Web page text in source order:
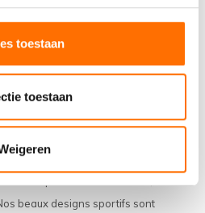
toestaan
toestaan
avec vous dans un sac de vélo
beaux designs sportifs sont